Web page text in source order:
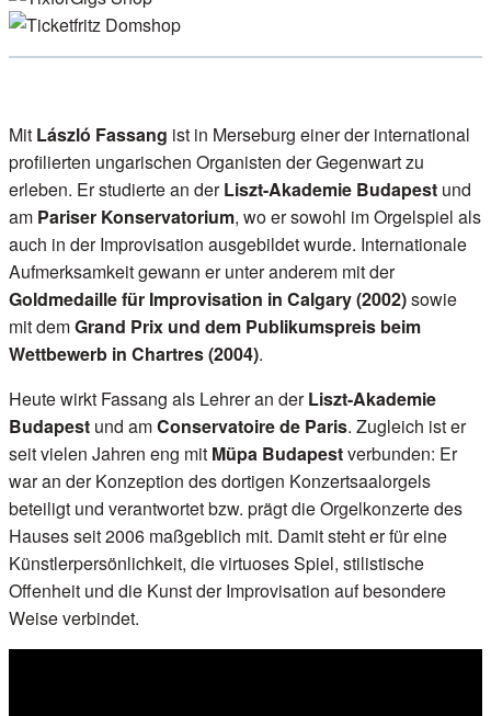
Mit László Fassang ist in Merseburg einer der international
profilierten ungarischen Organisten der Gegenwart zu
erleben. Er studierte an derLiszt-Akademie Budapest und
am Pariser Konservatorium, wo er sowohl im Orgelspiel als
auch in der Improvisation ausgebildet wurde. Internationale
Aufmerksamkeit gewann er unter anderem mit der
Goldmedaille für Improvisation in Calgary (2002)sowie
mit demGrand Prix und dem Publikumspreis beim
Wettbewerb in Chartres (2004).
Heute wirkt Fassang als Lehrer an derLiszt-Akademie
Budapest und amConservatoire de Paris. Zugleich ist er
seit vielen Jahren eng mit Müpa Budapestverbunden: Er
war an der Konzeption des dortigen Konzertsaalorgels
beteiligt und verantwortet bzw. prägt die Orgelkonzerte des
Hauses seit 2006 maßgeblich mit. Damit steht er für eine
Künstlerpersönlichkeit, die virtuoses Spiel, stilistische
Offenheit und die Kunst der Improvisation auf besondere
Weise verbindet.